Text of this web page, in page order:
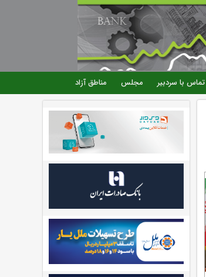
تماس با سردبیر مجلس مناطق آزاد